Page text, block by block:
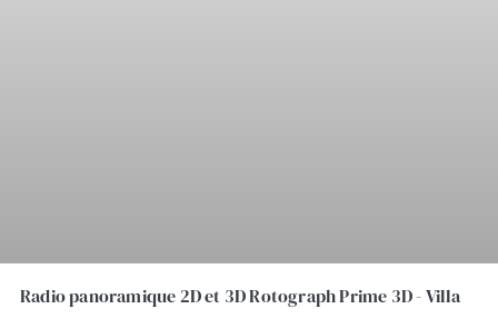
Radio panoramique 2D et 3D Rotograph Prime 3D - Villa